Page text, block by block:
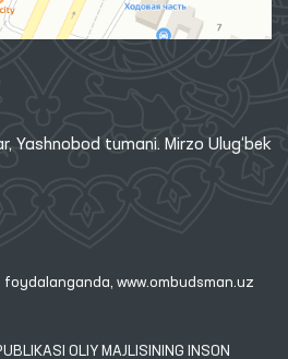
Yashnobod tumani. Mirzo Ulug‘bek
www.ombudsman.uz
OLIY MAJLISINING INSON